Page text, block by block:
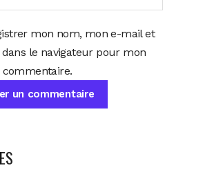
mon nom, mon e-mail et
le navigateur pour mon
commentaire.